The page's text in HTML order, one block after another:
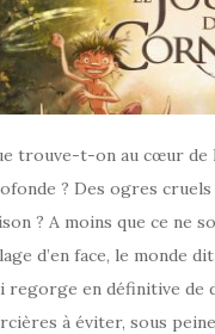
trouve-t-on au cœur de
? Des ogres
? A moins que ce ne
d’en face, le monde
regorge en définitive de
à éviter, sous